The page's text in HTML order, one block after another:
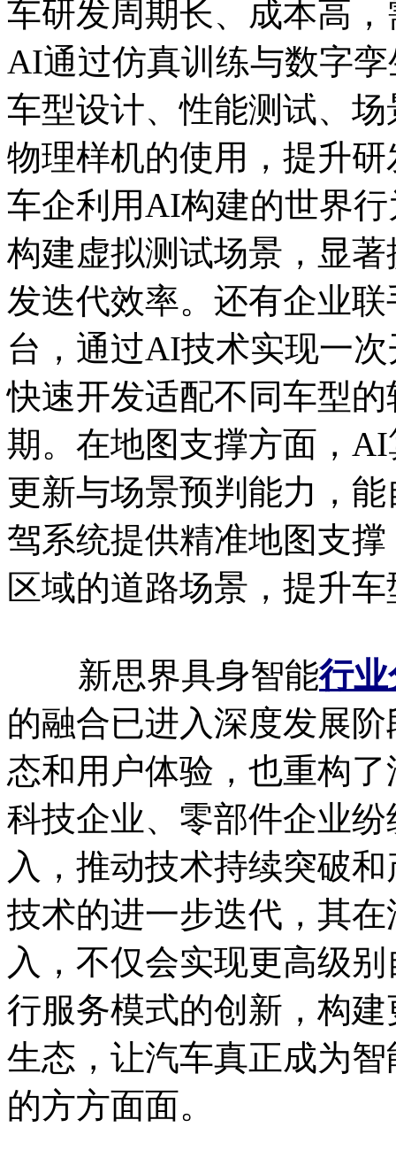
车研发周期长、成本高
AI通过仿真训练与数字
车型设计、性能测试、
物理样机的使用，提升
车企利用AI构建的世界
构建虚拟测试场景，显
发迭代效率。还有企业
台，通过AI技术实现一
快速开发适配不同车型
期。在地图支撑方面，
更新与场景预判能力，
驾系统提供精准地图支
区域的道路场景，提升
新思界具身智能行
的融合已进入深度发展
态和用户体验，也重构
科技企业、零部件企业
入，推动技术持续突破
技术的进一步迭代，其
入，不仅会实现更高级
行服务模式的创新，构
生态，让汽车真正成为
的方方面面。